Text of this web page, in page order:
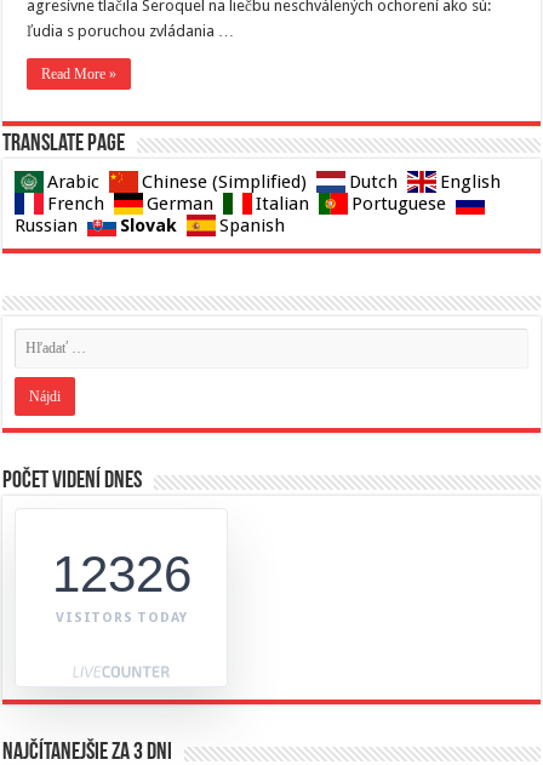
agresívne tlačila Seroquel na liečbu neschválených ochorení ako sú:
ľudia s poruchou zvládania …
Read More »
Translate page
Arabic Chinese (Simplified) Dutch
English
French
German Italian
Portuguese
Russian
Slovak Spanish
Počet videní dnes
12326
VISITORS TODAY
Najčítanejšie za 3 dni